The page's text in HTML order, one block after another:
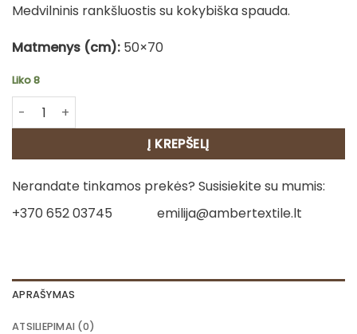
Medvilninis rankšluostis su kokybiška spauda.
Matmenys (cm): 50×70
Liko 8
produkto kiekis: Virtuvinis rankšluostis - Kregždės
Į KREPŠELĮ
Nerandate tinkamos prekės? Susisiekite su mumis:
+370 652 03745
emilija@ambertextile.lt
APRAŠYMAS
ATSILIEPIMAI (0)